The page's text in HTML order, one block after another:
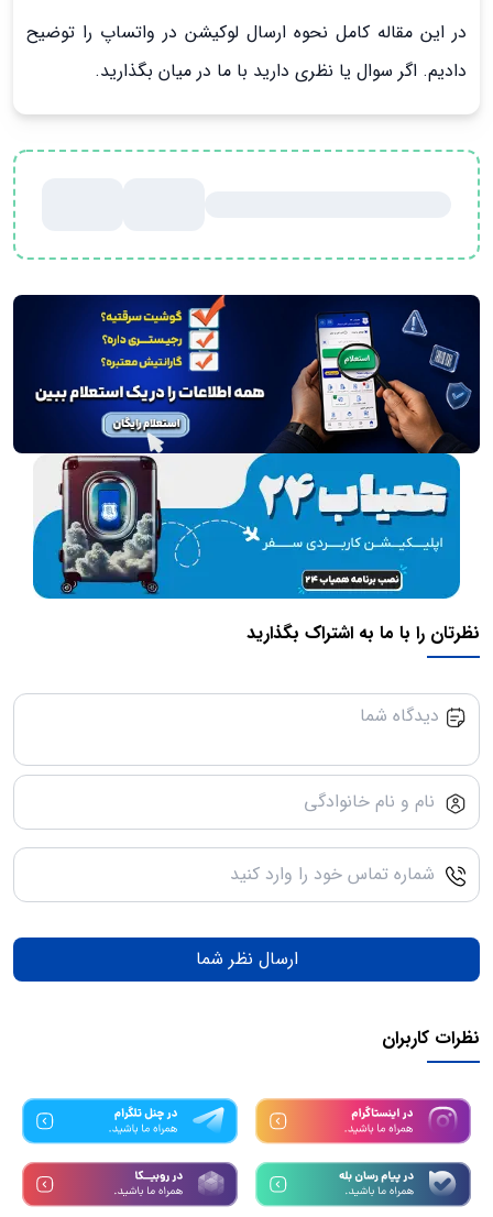
در این مقاله کامل نحوه ارسال لوکیشن در واتساپ را توضیح
دادیم. اگر سوال یا نظری دارید با ما در میان بگذارید.
نظرتان را با ما به اشتراک بگذارید
ارسال نظر شما
نظرات کاربران